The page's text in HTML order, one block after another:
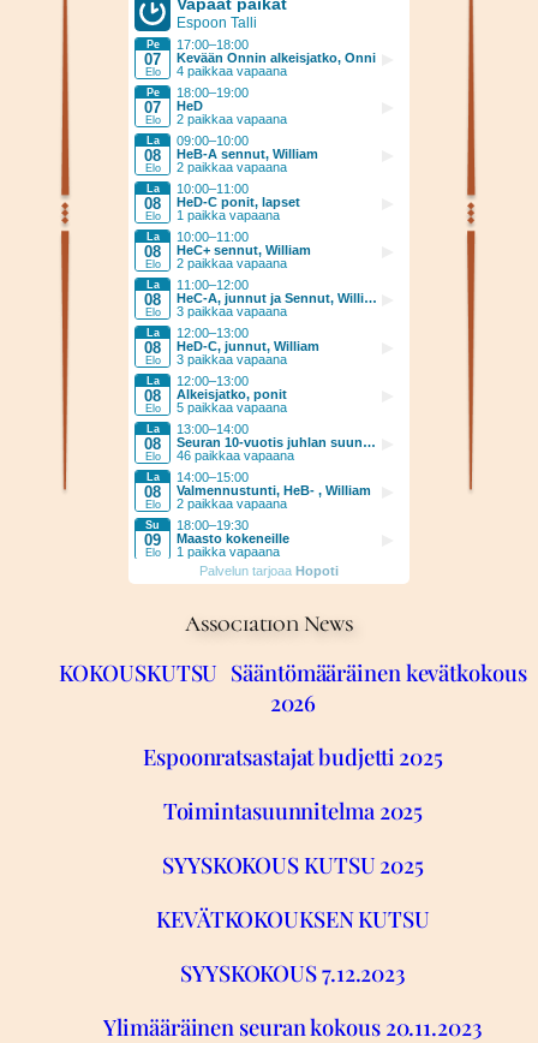
Association News
KOKOUSKUTSU Sääntömääräinen kevätkokous
2026
Espoonratsastajat budjetti 2025
Toimintasuunnitelma 2025
SYYSKOKOUS KUTSU 2025
KEVÄTKOKOUKSEN KUTSU
SYYSKOKOUS 7.12.2023
Ylimääräinen seuran kokous 20.11.2023